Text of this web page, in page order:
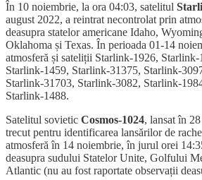
În 10 noiembrie, la ora 04:03, satelitul
august 2022, a reintrat necontrolat prin
deasupra statelor americane Idaho,
Oklahoma și Texas. În perioada 01-14
atmosferă și sateliții Starlink-1926,
Starlink-1459, Starlink-31375, Starlink-
Starlink-31703, Starlink-3082, Starlink-
Starlink-1488.
Satelitul sovietic Cosmos-1024, lansat în
trecut pentru identificarea lansărilor de
atmosferă în 14 noiembrie, în jurul orei
deasupra sudului Statelor Unite, Golfului
Atlantic (nu au fost raportate observații